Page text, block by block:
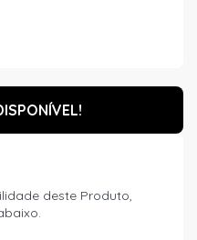
deste Produto,